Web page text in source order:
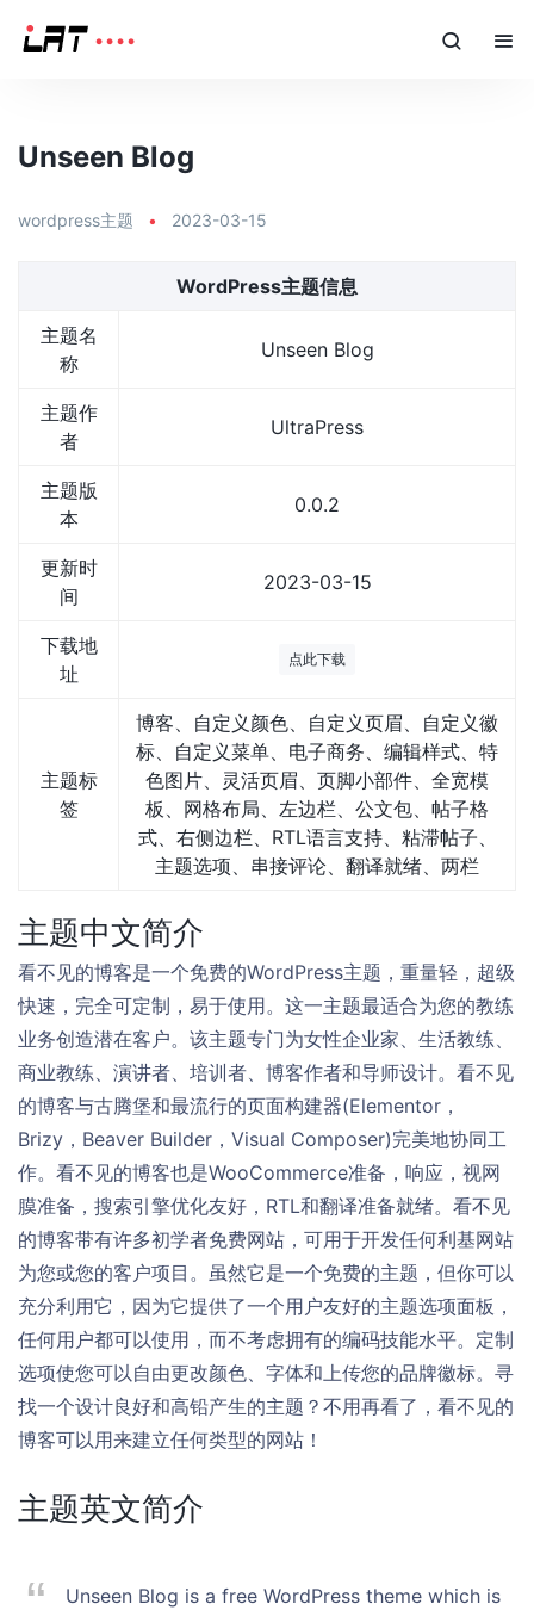
Unseen Blog
wordpress主题 • 2023-03-15
WordPress主题信息
主题名
称
Unseen Blog
主题作
者
UltraPress
主题版
本
0.0.2
更新时
间
2023-03-15
下载地
址
点此下载
主题标
签
博客、自定义颜色、自定义页眉、自定义徽
标、自定义菜单、电子商务、编辑样式、特
色图片、灵活页眉、页脚小部件、全宽模
板、网格布局、左边栏、公文包、帖子格
式、右侧边栏、RTL语言支持、粘滞帖子、
主题选项、串接评论、翻译就绪、两栏
主题中文简介
看不见的博客是一个免费的WordPress主题，重量轻，超级
快速，完全可定制，易于使用。这一主题最适合为您的教练
业务创造潜在客户。该主题专门为女性企业家、生活教练、
商业教练、演讲者、培训者、博客作者和导师设计。看不见
的博客与古腾堡和最流行的页面构建器(Elementor，
Brizy，Beaver Builder，Visual Composer)完美地协同工
作。看不见的博客也是WooCommerce准备，响应，视网
膜准备，搜索引擎优化友好，RTL和翻译准备就绪。看不见
的博客带有许多初学者免费网站，可用于开发任何利基网站
为您或您的客户项目。虽然它是一个免费的主题，但你可以
充分利用它，因为它提供了一个用户友好的主题选项面板，
任何用户都可以使用，而不考虑拥有的编码技能水平。定制
选项使您可以自由更改颜色、字体和上传您的品牌徽标。寻
找一个设计良好和高铅产生的主题？不用再看了，看不见的
博客可以用来建立任何类型的网站！
主题英文简介
Unseen Blog is a free WordPress theme which is